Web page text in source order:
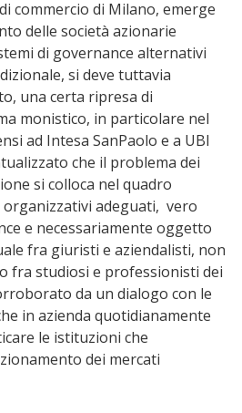
commercio di Milano, emerge
delle società azionarie
di governance alternativi
si deve tuttavia
una certa ripresa di
monistico, in particolare nel
ad Intesa SanPaolo e a UBI
che il problema dei
si colloca nel quadro
organizzativi adeguati, vero
e necessariamente oggetto
fra giuristi e aziendalisti, non
fra studiosi e professionisti dei
da un dialogo con le
in azienda quotidianamente
le istituzioni che
dei mercati